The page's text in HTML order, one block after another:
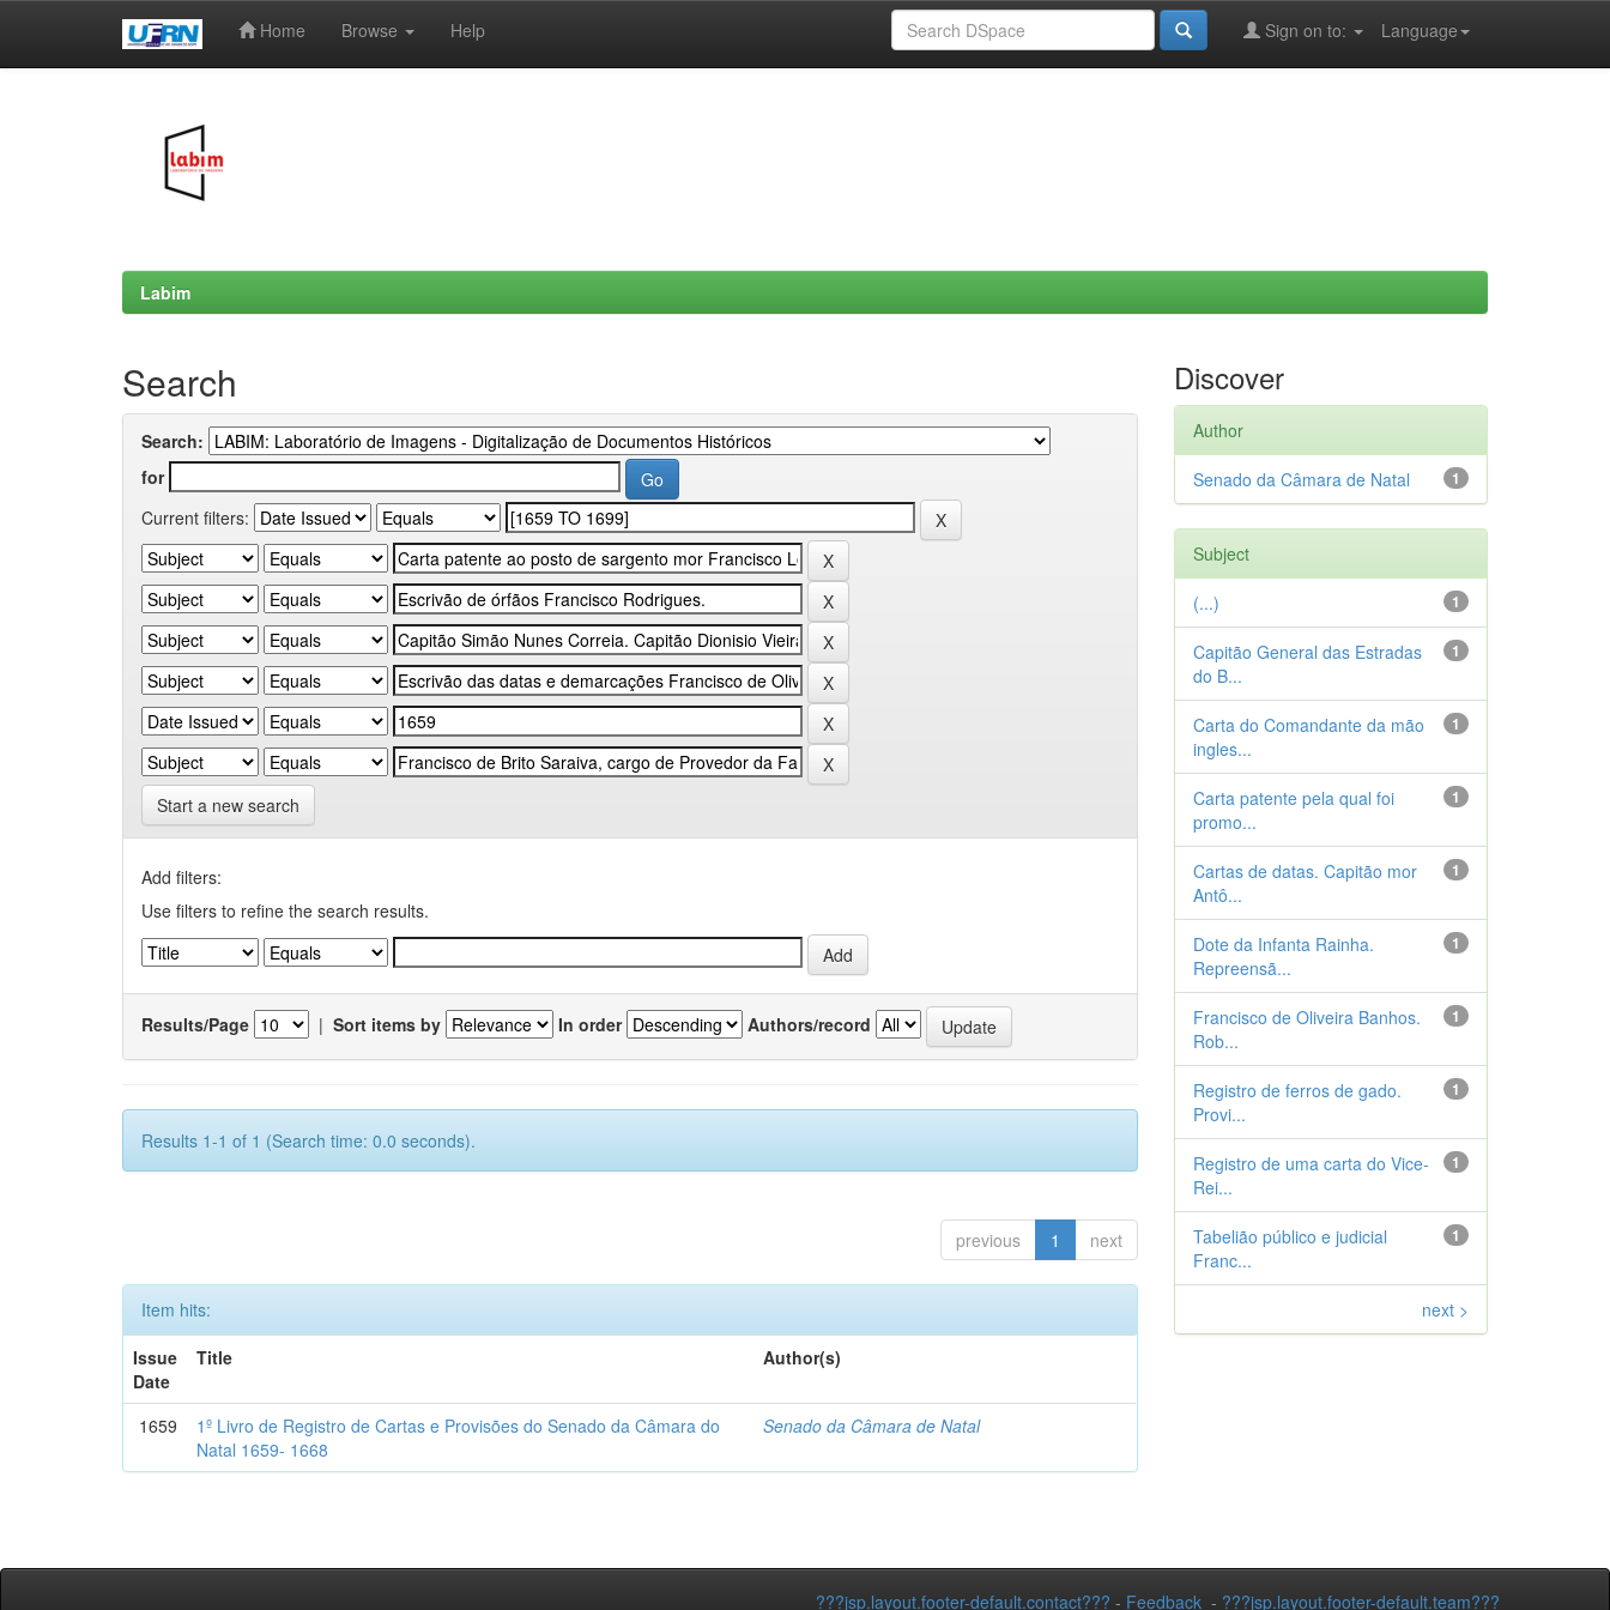
Home Browse Help Language
Sign on to:
Labim
Search
Search:
for
Current filters:
Start a new search
Add filters:
Use filters to refine the search results.
Results/Page | Sort items by In order Authors/record
Results 1-1 of 1 (Search time: 0.0 seconds).
previous 1 next
Item hits:
Issue
Date
Title Author(s)
1659
1º Livro de Registro de Cartas e Provisões do Senado da Câmara do
Natal 1659- 1668
Senado da Câmara de Natal
Discover
Author
1
Senado da Câmara de Natal
Subject
1
(...)
1
Capitão General das Estradas
do B...
1
Carta do Comandante da mão
ingles...
1
Carta patente pela qual foi
promo...
1
Cartas de datas. Capitão mor
Antô...
1
Dote da Infanta Rainha.
Repreensã...
1
Francisco de Oliveira Banhos.
Rob...
1
Registro de ferros de gado.
Provi...
1
Registro de uma carta do Vice-
Rei...
1
Tabelião público e judicial
Franc...
next >
???jsp.layout.footer-default.contact??? - Feedback - ???jsp.layout.footer-default.team???